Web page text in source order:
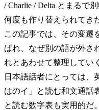
/ Charlie / Delta とまるで
何度も作り替えられてき
この記事では、その変遷
ばれ、なぜ別の語が外さ
れとあわせて整理してい
日本語話者にとっては、
はのイ」と読む和文通話
と読む数字表も実用的だ。